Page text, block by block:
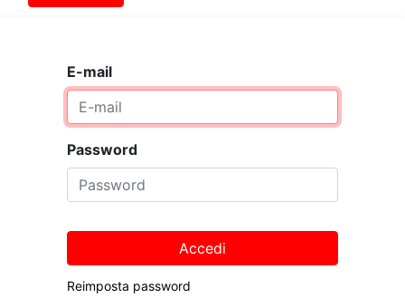
E-mail
Password
Accedi
Reimposta password